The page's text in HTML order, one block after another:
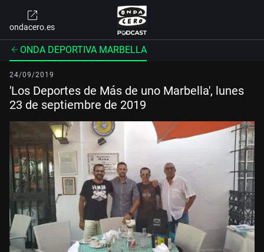
ondacero.es
ONDA DEPORTIVA MARBELLA
24/09/2019
'Los Deportes de Más de uno Marbella', lunes
23 de septiembre de 2019